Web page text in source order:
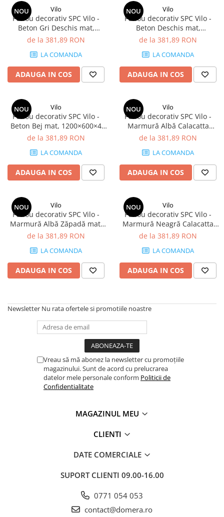
NOU Vilo
Panou decorativ SPC Vilo -
Beton Gri Deschis mat,
1200×600×4 mm, 2.88
de la 381,89 RON
LA COMANDA
ADAUGA IN COS
NOU Vilo
Panou decorativ SPC Vilo -
Beton Deschis mat,
1200×600×4 mm, 2.88
de la 381,89 RON
LA COMANDA
ADAUGA IN COS
NOU Vilo
Panou decorativ SPC Vilo -
Beton Bej mat, 1200×600×4
mm, 2.88 mp/cutie (4 panouri)
de la 381,89 RON
LA COMANDA
ADAUGA IN COS
NOU Vilo
Panou decorativ SPC Vilo -
Marmură Albă Calacatta
lucios, 1200×600×4 mm, 2.88
de la 381,89 RON
LA COMANDA
ADAUGA IN COS
NOU Vilo
Panou decorativ SPC Vilo -
Marmură Albă Zăpadă mat,
1200×600×4 mm, 2.88
de la 381,89 RON
LA COMANDA
ADAUGA IN COS
NOU Vilo
Panou decorativ SPC Vilo -
Marmură Neagră Calacatta
lucios, 1200×600×4 mm, 2.88
de la 381,89 RON
LA COMANDA
ADAUGA IN COS
Newsletter Nu rata ofertele si promotiile noastre
Vreau să mă abonez la newsletter cu promoțiile
magazinului. Sunt de acord cu prelucrarea
datelor mele personale conform Politicii de
Confidentialitate
MAGAZINUL MEU
CLIENTI
DATE COMERCIALE
SUPORT CLIENTI 09.00-16.00
0771 054 053
contact@domera.ro